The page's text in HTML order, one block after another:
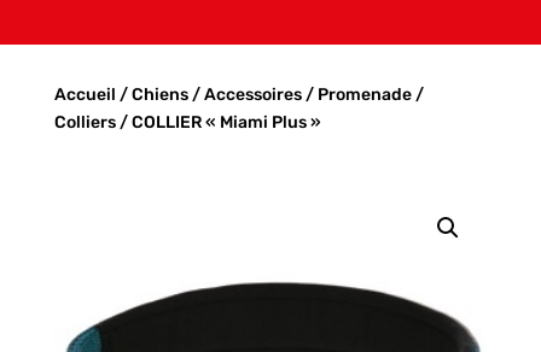
Accueil /Chiens/Accessoires/ Promenade/
Colliers/ COLLIER « Miami Plus »